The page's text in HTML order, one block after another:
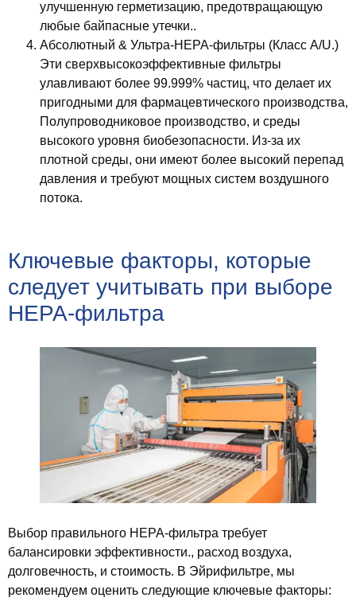
улучшенную герметизацию, предотвращающую
любые байпасные утечки..
Абсолютный & Ультра-HEPA-фильтры (Класс A/U.)
Эти сверхвысокоэффективные фильтры
улавливают более 99.999% частиц, что делает их
пригодными для фармацевтического производства,
Полупроводниковое производство, и среды
высокого уровня биобезопасности. Из-за их
плотной среды, они имеют более высокий перепад
давления и требуют мощных систем воздушного
потока.
Ключевые факторы, которые
следует учитывать при выборе
HEPA-фильтра
Выбор правильного HEPA-фильтра требует
балансировки эффективности., расход воздуха,
долговечность, и стоимость. В Эйрифильтре, мы
рекомендуем оценить следующие ключевые факторы: